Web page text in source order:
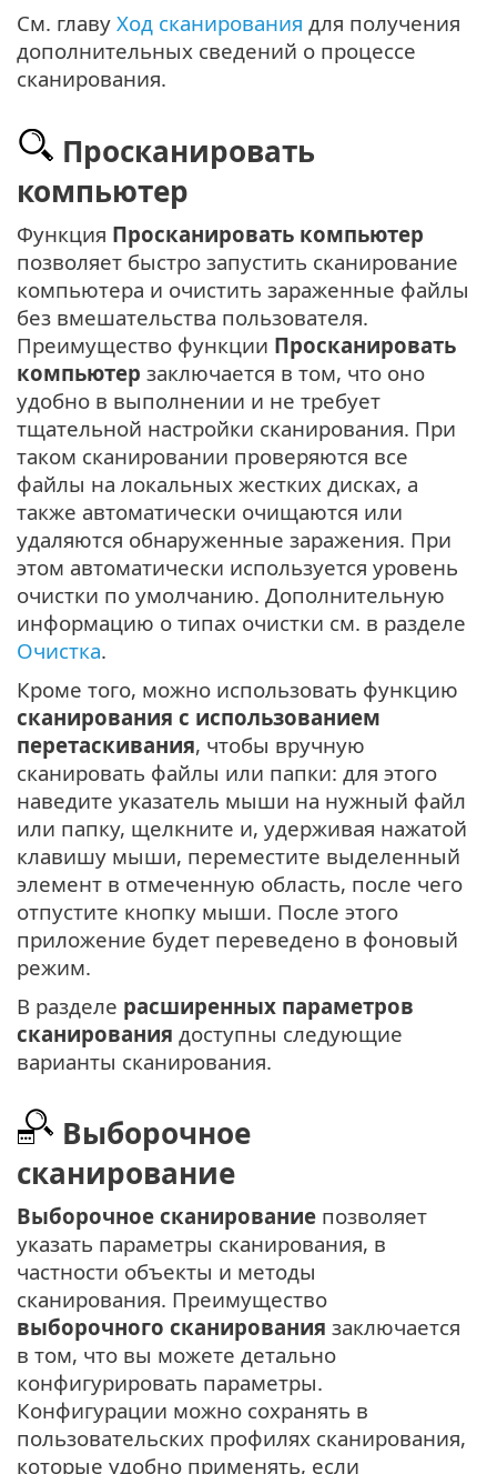
См. главу Ход сканирования для получения
дополнительных сведений о процессе
сканирования.
Просканировать
компьютер
Функция Просканировать компьютер
позволяет быстро запустить сканирование
компьютера и очистить зараженные файлы
без вмешательства пользователя.
Преимущество функции Просканировать
компьютер заключается в том, что оно
удобно в выполнении и не требует
тщательной настройки сканирования. При
таком сканировании проверяются все
файлы на локальных жестких дисках, а
также автоматически очищаются или
удаляются обнаруженные заражения. При
этом автоматически используется уровень
очистки по умолчанию. Дополнительную
информацию о типах очистки см. в разделе
Очистка.
Кроме того, можно использовать функцию
сканирования с использованием
перетаскивания, чтобы вручную
сканировать файлы или папки: для этого
наведите указатель мыши на нужный файл
или папку, щелкните и, удерживая нажатой
клавишу мыши, переместите выделенный
элемент в отмеченную область, после чего
отпустите кнопку мыши. После этого
приложение будет переведено в фоновый
режим.
В разделе расширенных параметров
сканирования доступны следующие
варианты сканирования.
Выборочное
сканирование
Выборочное сканирование позволяет
указать параметры сканирования, в
частности объекты и методы
сканирования. Преимущество
выборочного сканирования заключается
в том, что вы можете детально
конфигурировать параметры.
Конфигурации можно сохранять в
пользовательских профилях сканирования,
которые удобно применять, если